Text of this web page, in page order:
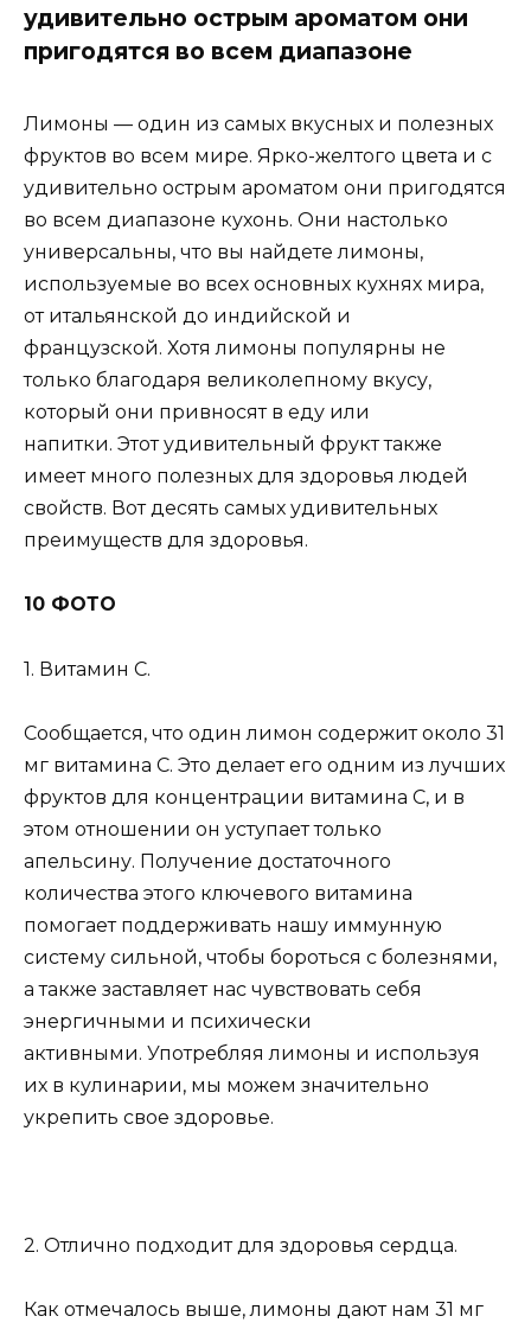
удивительно острым ароматом они
пригодятся во всем диапазоне
Лимоны — один из самых вкусных и полезных
фруктов во всем мире. Ярко-желтого цвета и с
удивительно острым ароматом они пригодятся
во всем диапазоне кухонь. Они настолько
универсальны, что вы найдете лимоны,
используемые во всех основных кухнях мира,
от итальянской до индийской и
французской. Хотя лимоны популярны не
только благодаря великолепному вкусу,
который они привносят в еду или
напитки. Этот удивительный фрукт также
имеет много полезных для здоровья людей
свойств. Вот десять самых удивительных
преимуществ для здоровья.
10 ФОТО
1. Витамин С.
Сообщается, что один лимон содержит около 31
мг витамина С. Это делает его одним из лучших
фруктов для концентрации витамина С, и в
этом отношении он уступает только
апельсину. Получение достаточного
количества этого ключевого витамина
помогает поддерживать нашу иммунную
систему сильной, чтобы бороться с болезнями,
а также заставляет нас чувствовать себя
энергичными и психически
активными. Употребляя лимоны и используя
их в кулинарии, мы можем значительно
укрепить свое здоровье.
2. Отлично подходит для здоровья сердца.
Как отмечалось выше, лимоны дают нам 31 мг